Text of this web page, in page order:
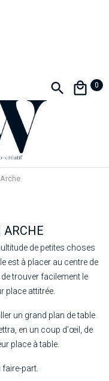
0
ARCHE
de petites choses
est à placer au centre de
trouver facilement le
place attitrée.
un grand plan de table
en un coup d’œil, de
place à table.
part.